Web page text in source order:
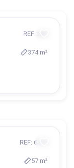
REF: 669
374 m²
REF: 6125
57 m²